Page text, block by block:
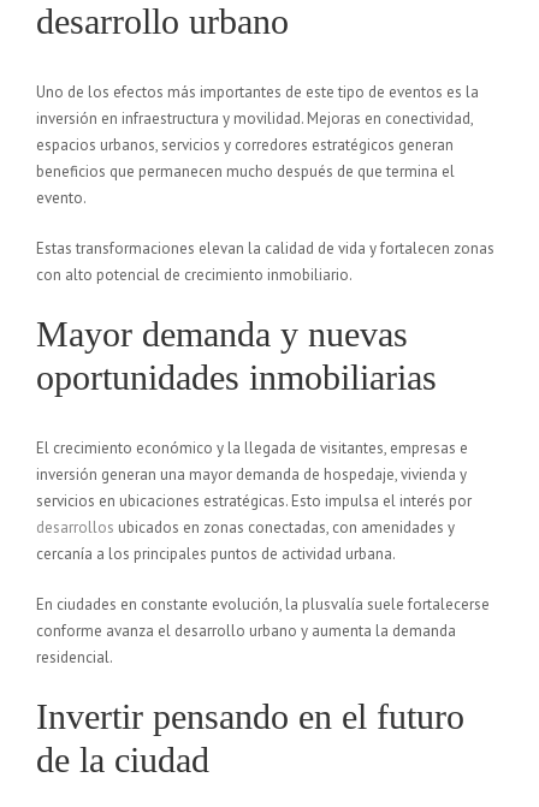
desarrollo urbano
Uno de los efectos más importantes de este tipo de eventos es la
inversión en infraestructura y movilidad. Mejoras en conectividad,
espacios urbanos, servicios y corredores estratégicos generan
beneficios que permanecen mucho después de que termina el
evento.
Estas transformaciones elevan la calidad de vida y fortalecen zonas
con alto potencial de crecimiento inmobiliario.
Mayor demanda y nuevas
oportunidades inmobiliarias
El crecimiento económico y la llegada de visitantes, empresas e
inversión generan una mayor demanda de hospedaje, vivienda y
servicios en ubicaciones estratégicas. Esto impulsa el interés por
desarrollos ubicados en zonas conectadas, con amenidades y
cercanía a los principales puntos de actividad urbana.
En ciudades en constante evolución, la plusvalía suele fortalecerse
conforme avanza el desarrollo urbano y aumenta la demanda
residencial.
Invertir pensando en el futuro
de la ciudad